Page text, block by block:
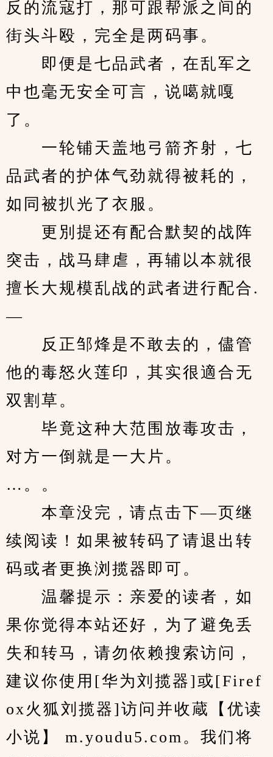
反的流寇打，那可跟帮派之间的
街头斗殴，完全是两码事。
即便是七品武者，在乱军之
中也毫无安全可言，说噶就嘎
了。
一轮铺天盖地弓箭齐射，七
品武者的护体气劲就得被耗的，
如同被扒光了衣服。
更別提还有配合默契的战阵
突击，战马肆虐，再辅以本就很
擅长大规模乱战的武者进行配合.
—
反正邹烽是不敢去的，儘管
他的毒怒火莲印，其实很適合无
双割草。
毕竟这种大范围放毒攻击，
对方一倒就是一大片。
…。。
本章没完，请点击下—页继
续阅读！如果被转码了请退出转
码或者更换浏揽器即可。
温馨提示：亲爱的读者，如
果你觉得本站还好，为了避免丢
失和转马，请勿依赖搜索访问，
建议你使用[华为刘揽器]或[Firef
ox火狐刘揽器]访问并收蔵【优读
小说】 m.youdu5.com。我们将